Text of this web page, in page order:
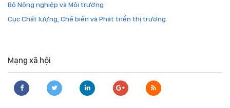
Bộ Nông nghiệp và Môi trường
Cục Chất lượng, Chế biến và Phát triển thị trường
Mạng xã hội